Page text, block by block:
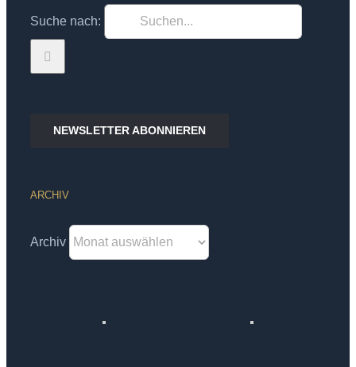
Suche nach:
NEWSLETTER ABONNIEREN
ARCHIV
Archiv